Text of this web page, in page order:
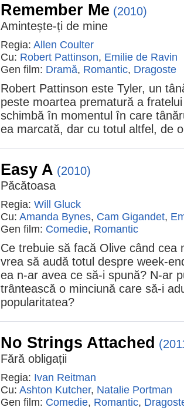
Remember Me (2010)
Amintește-ți de mine
Regia: Allen Coulter
Cu: Robert Pattinson, Emilie de Ravin
Gen film: Dramă, Romantic, Dragoste
Robert Pattinson este Tyler, un
peste moartea prematură a
schimbă în momentul în care
ea marcată, dar cu totul altfel, de
Easy A (2010)
Păcătoasa
Regia: Will Gluck
Cu: Amanda Bynes, Cam Gigandet,
Gen film: Comedie, Romantic
Ce trebuie să facă Olive când cea
vrea să audă totul despre week-
ea n-ar avea ce să-i spună? N-ar
trântească o minciună care să-i
popularitatea?
No Strings Attached
Fără obligații
Regia: Ivan Reitman
Cu: Ashton Kutcher, Natalie Portman
Gen film: Comedie, Romantic,